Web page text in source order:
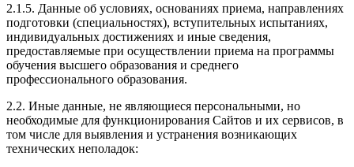
2.1.5. Данные об условиях, основаниях приема, направлениях
подготовки (специальностях), вступительных испытаниях,
индивидуальных достижениях и иные сведения,
предоставляемые при осуществлении приема на программы
обучения высшего образования и среднего
профессионального образования.
2.2. Иные данные, не являющиеся персональными, но
необходимые для функционирования Сайтов и их сервисов, в
том числе для выявления и устранения возникающих
технических неполадок: